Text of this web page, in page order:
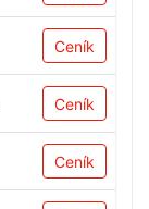
Ceník
Ceník
Ceník